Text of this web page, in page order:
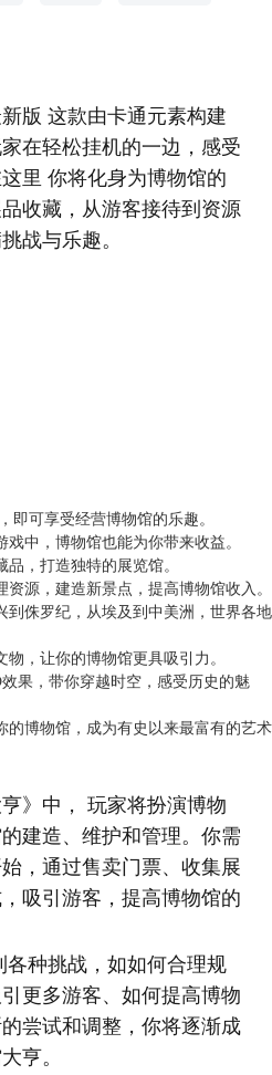
版 这款由卡通元素构建
在轻松挂机的一边，感受
里 你将化身为博物馆的
收藏，从游客接待到资源
战与乐趣。
即可享受经营博物馆的乐趣。
中，博物馆也能为你带来收益。
，打造独特的展览馆。
源，建造新景点，提高博物馆收入。
到侏罗纪，从埃及到中美洲，世界各地
，让你的博物馆更具吸引力。
果，带你穿越时空，感受历史的魅
的博物馆，成为有史以来最富有的艺术
》中， 玩家将扮演博物
建造、维护和管理。你需
，通过售卖门票、收集展
吸引游客，提高博物馆的
各种挑战，如如何合理规
更多游客、如何提高博物
尝试和调整，你将逐渐成
亨。